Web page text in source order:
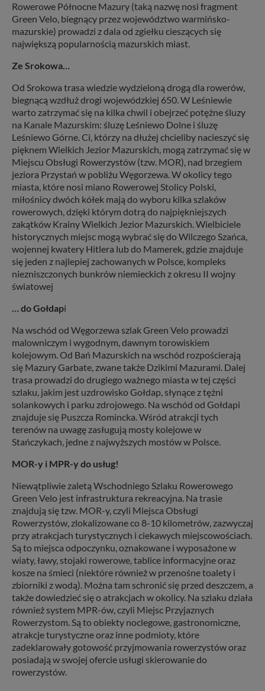
Rowerowe Północne Mazury (taką nazwę nosi fragment
Green Velo, biegnący przez województwo warmińsko-
mazurskie) prowadzi z dala od zgiełku cieszących się
największą popularnością mazurskich miast.
Ze Srokowa…
Od Srokowa trasa wiedzie wydzieloną drogą dla rowerów,
biegnącą wzdłuż drogi wojewódzkiej 650. W Leśniewie
warto zatrzymać się na kilka chwil i obejrzeć potężne śluzy
na Kanale Mazurskim: śluzę Leśniewo Dolne i śluzę
Leśniewo Górne. Ci, którzy na dłużej chcieliby nacieszyć się
pięknem Wielkich Jezior Mazurskich, mogą zatrzymać się w
Miejscu Obsługi Rowerzystów (tzw. MOR), nad brzegiem
jeziora Przystań w pobliżu Węgorzewa. W okolicy tego
miasta, które nosi miano Rowerowej Stolicy Polski,
miłośnicy dwóch kółek mają do wyboru kilka szlaków
rowerowych, dzięki którym dotrą do najpiękniejszych
zakątków Krainy Wielkich Jezior Mazurskich. Wielbiciele
historycznych miejsc mogą wybrać się do Wilczego Szańca,
wojennej kwatery Hitlera lub do Mamerek, gdzie znajduje
się jeden z najlepiej zachowanych w Polsce, kompleks
niezniszczonych bunkrów niemieckich z okresu II wojny
światowej
… do Gołdapi
Na wschód od Węgorzewa szlak Green Velo prowadzi
malowniczym i wygodnym, dawnym torowiskiem
kolejowym. Od Bań Mazurskich na wschód rozpościerają
się Mazury Garbate, zwane także Dzikimi Mazurami. Dalej
trasa prowadzi do drugiego ważnego miasta w tej części
szlaku, jakim jest uzdrowisko Gołdap, słynące z tężni
solankowych i parku zdrojowego. Na wschód od Gołdapi
znajduje się Puszcza Romincka. Wśród atrakcji tych
terenów na uwagę zasługują mosty kolejowe w
Stańczykach, jedne z najwyższych mostów w Polsce.
MOR-y i MPR-y do usług!
Niewątpliwie zaletą Wschodniego Szlaku Rowerowego
Green Velo jest infrastruktura rekreacyjna. Na trasie
znajdują się tzw. MOR-y, czyli Miejsca Obsługi
Rowerzystów, zlokalizowane co 8-10 kilometrów, zazwyczaj
przy atrakcjach turystycznych i ciekawych miejscowościach.
Są to miejsca odpoczynku, oznakowane i wyposażone w
wiaty, ławy, stojaki rowerowe, tablice informacyjne oraz
kosze na śmieci (niektóre również w przenośne toalety i
zbiorniki z wodą). Można tam schronić się przed deszczem, a
także dowiedzieć się o atrakcjach w okolicy. Na szlaku działa
również system MPR-ów, czyli Miejsc Przyjaznych
Rowerzystom. Są to obiekty noclegowe, gastronomiczne,
atrakcje turystyczne oraz inne podmioty, które
zadeklarowały gotowość przyjmowania rowerzystów oraz
posiadają w swojej ofercie usługi skierowanie do
rowerzystów.